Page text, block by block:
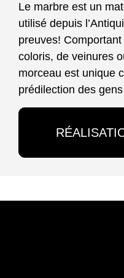
Le marbre est un
utilisé depuis
preuves!
coloris, de veinures
morceau est unique
prédilection des